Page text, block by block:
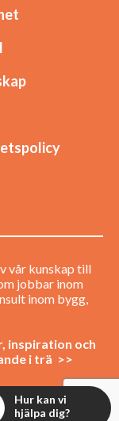
Hur kan vi
hjälpa dig?
vår kunskap till
jobbar inom
inom bygg,
inspiration och
i trä >>